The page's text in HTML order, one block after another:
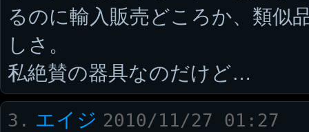
るのに輸入販売どころか、類似
しさ。
私絶賛の器具なのだけど…
3. エイジ 2010/11/27 01:27